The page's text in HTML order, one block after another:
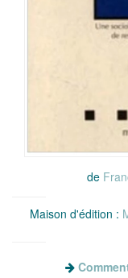
de
Maison d'édition :